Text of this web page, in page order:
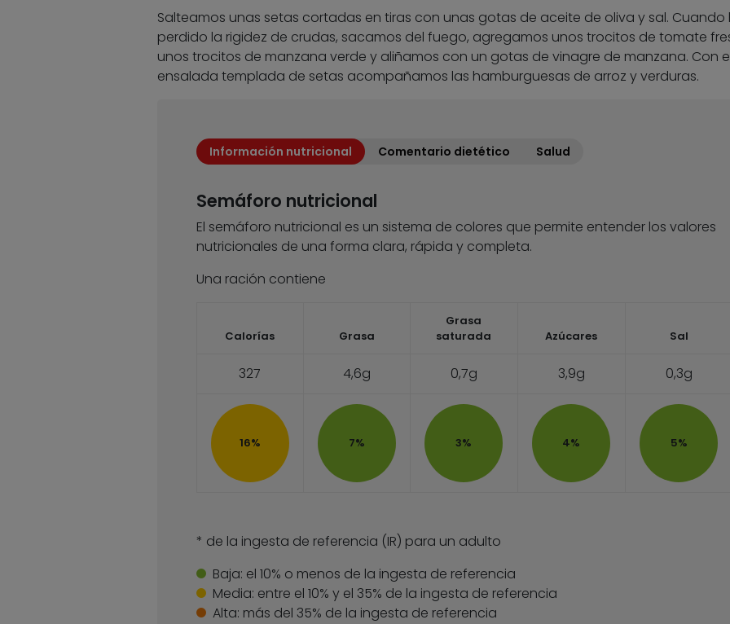
Salteamos unas setas cortadas en tiras con unas gotas de aceite de oliva y sal. Cuando
perdido la rigidez de crudas, sacamos del fuego, agregamos unos trocitos de tomate
unos trocitos de manzana verde y aliñamos con un gotas de vinagre de manzana. Con
ensalada templada de setas acompañamos las hamburguesas de arroz y verduras.
Información nutricional Comentario dietético Salud
Semáforo nutricional
El semáforo nutricional es un sistema de colores que permite entender los valores
nutricionales de una forma clara, rápida y completa.
Una ración contiene
Calorías Grasa
Grasa
saturada
Azúcares Sal
327 4,6g 0,7g 3,9g 0,3g
16% 7% 3% 4% 5%
* de la ingesta de referencia (IR) para un adulto
Baja: el 10% o menos de la ingesta de referencia
Media: entre el 10% y el 35% de la ingesta de referencia
Alta: más del 35% de la ingesta de referencia